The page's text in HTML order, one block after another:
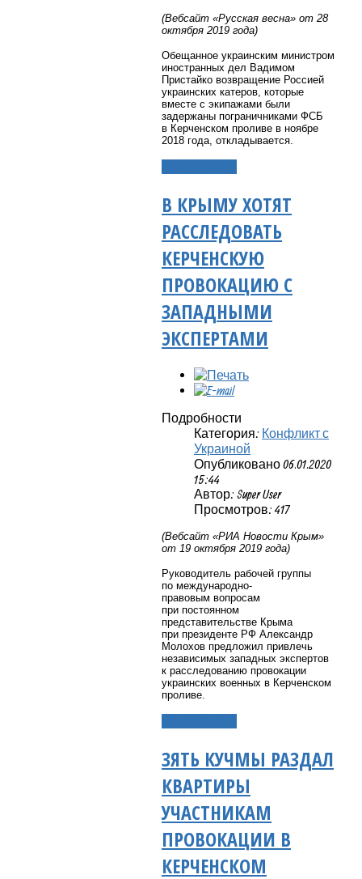
(Вебсайт «Русская весна» от 28
октября 2019 года)
Обещанное украинским министром
иностранных дел Вадимом
Пристайко возвращение Россией
украинских катеров, которые
вместе с экипажами были
задержаны пограничниками ФСБ
в Керченском проливе в ноябре
2018 года, откладывается.
В КРЫМУ ХОТЯТ
РАССЛЕДОВАТЬ
КЕРЧЕНСКУЮ
ПРОВОКАЦИЮ С
ЗАПАДНЫМИ
ЭКСПЕРТАМИ
Подробности
Категория: Конфликт с
Украиной
Опубликовано 06.01.2020
15:44
Автор: Super User
Просмотров: 417
(Вебсайт «РИА Новости Крым»
от 19 октября 2019 года)
Руководитель рабочей группы
по международно-
правовым вопросам
при постоянном
представительстве Крыма
при президенте РФ Александр
Молохов предложил привлечь
независимых западных экспертов
к расследованию провокации
украинских военных в Керченском
проливе.
ЗЯТЬ КУЧМЫ РАЗДАЛ
КВАРТИРЫ
УЧАСТНИКАМ
ПРОВОКАЦИИ В
КЕРЧЕНСКОМ